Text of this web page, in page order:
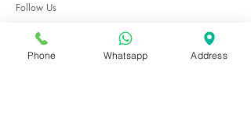
Follow Us
Phone Whatsapp Address